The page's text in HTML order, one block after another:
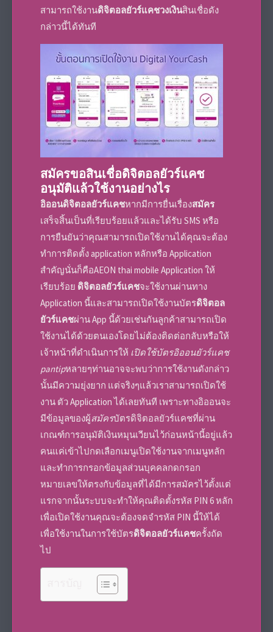
สามารถใช้งานดิจิตอลยัวร์แคชวงเงินสินเชื่อดัง
กล่าวนี้ได้ทันที
สมัครขอสินเชื่อดิจิตอลยัวร์แคช
อนุมัติแล้วใช้งานอย่างไร
อิออนดิจิตอลยัวร์แคชหากมีการยื่นเรื่องสมัคร
เสร็จสิ้นเป็นที่เรียบร้อยแล้วและได้รับ SMS หรือ
การยืนยันว่าคุณสามารถเปิดใช้งานได้คุณจะต้อง
ทำการติดตั้ง application หลักหรือ Application
สำคัญนั่นก็คือAEON thai mobile Application ให้
เรียบร้อย ดิจิตอลยัวร์แคชจะใช้งานผ่านทาง
Application นี้และสามารถเปิดใช้งานบัตรดิจิตอล
ยัวร์แคชผ่าน App นี้ด้วยเช่นกันลูกค้าสามารถเปิด
ใช้งานได้ด้วยตนเองโดยไม่ต้องติดต่อกลับหรือให้
เจ้าหน้าที่ดำเนินการให้ เปิดใช้บัตรอิออนยัวร์แคช
pantipหลายๆท่านอาจจะพบว่าการใช้งานดังกล่าว
นั้นมีความยุ่งยาก แต่จริงๆแล้วเราสามารถเปิดใช้
งาน ตัว Application ได้เลยทันที เพราะทางอิออนจะ
มีข้อมูลของผู้สมัครบัตรดิจิตอลยัวร์แคชที่ผ่าน
เกณฑ์การอนุมัติเงินหมุนเวียนไว้ก่อนหน้านี้อยู่แล้ว
คนแค่เข้าไปกดเลือกเมนูเปิดใช้งานจากเมนูหลัก
และทำการกรอกข้อมูลส่วนบุคคลกดกรอก
หมายเลขให้ตรงกับข้อมูลที่ได้มีการสมัครไว้ตั้งแต่
แรกจากนั้นระบบจะทำให้คุณติดตั้งรหัส PIN 6 หลัก
เพื่อเปิดใช้งานคุณจะต้องจดจำรหัส PIN นี้ให้ได้
เพื่อใช้งานในการใช้บัตรดิจิตอลยัวร์แคชครั้งถัด
ไป